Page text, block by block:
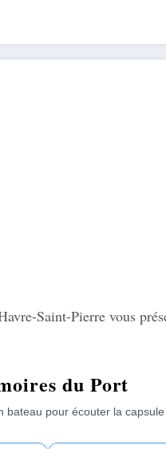
Saint-Pierre vous
du Port
bateau pour écouter la capsule